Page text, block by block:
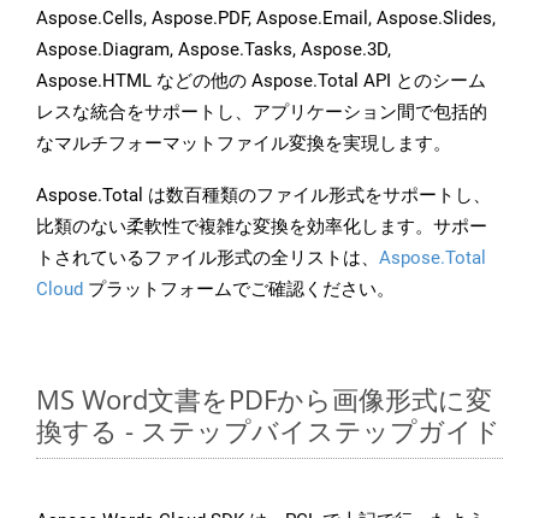
Aspose.Cells, Aspose.PDF, Aspose.Email, Aspose.Slides,
Aspose.Diagram, Aspose.Tasks, Aspose.3D,
Aspose.HTML などの他の Aspose.Total API とのシーム
レスな統合をサポートし、アプリケーション間で包括的
なマルチフォーマットファイル変換を実現します。
Aspose.Total は数百種類のファイル形式をサポートし、
比類のない柔軟性で複雑な変換を効率化します。サポー
トされているファイル形式の全リストは、 Aspose.Total
Cloud プラットフォームでご確認ください。
MS Word文書をPDFから画像形式に変
換する - ステップバイステップガイド